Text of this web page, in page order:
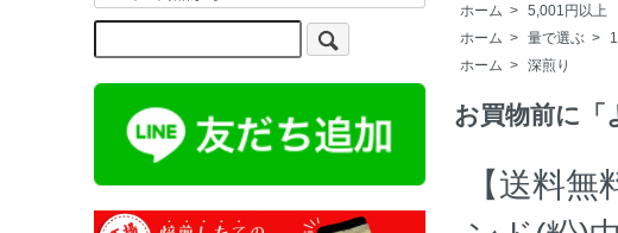
ホーム > 5,001円以上
ホーム > 量で選ぶ >
ホーム > 深煎り
お買物前に「
【送料